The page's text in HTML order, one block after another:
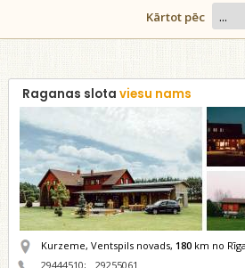
Kārtot pēc
Raganas slota viesu nams
Kurzeme, Ventspils novads, 180 km no
29444510;
29255061